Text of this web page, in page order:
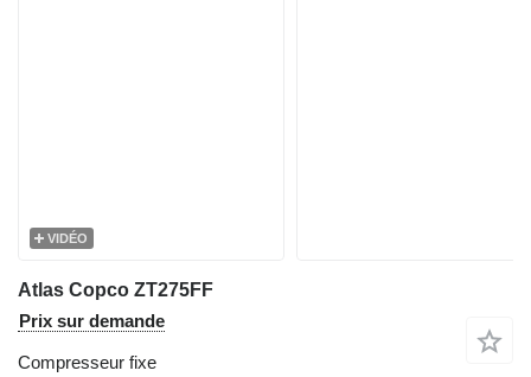
VIDÉO
Atlas Copco ZT275FF
Prix sur demande
Compresseur fixe